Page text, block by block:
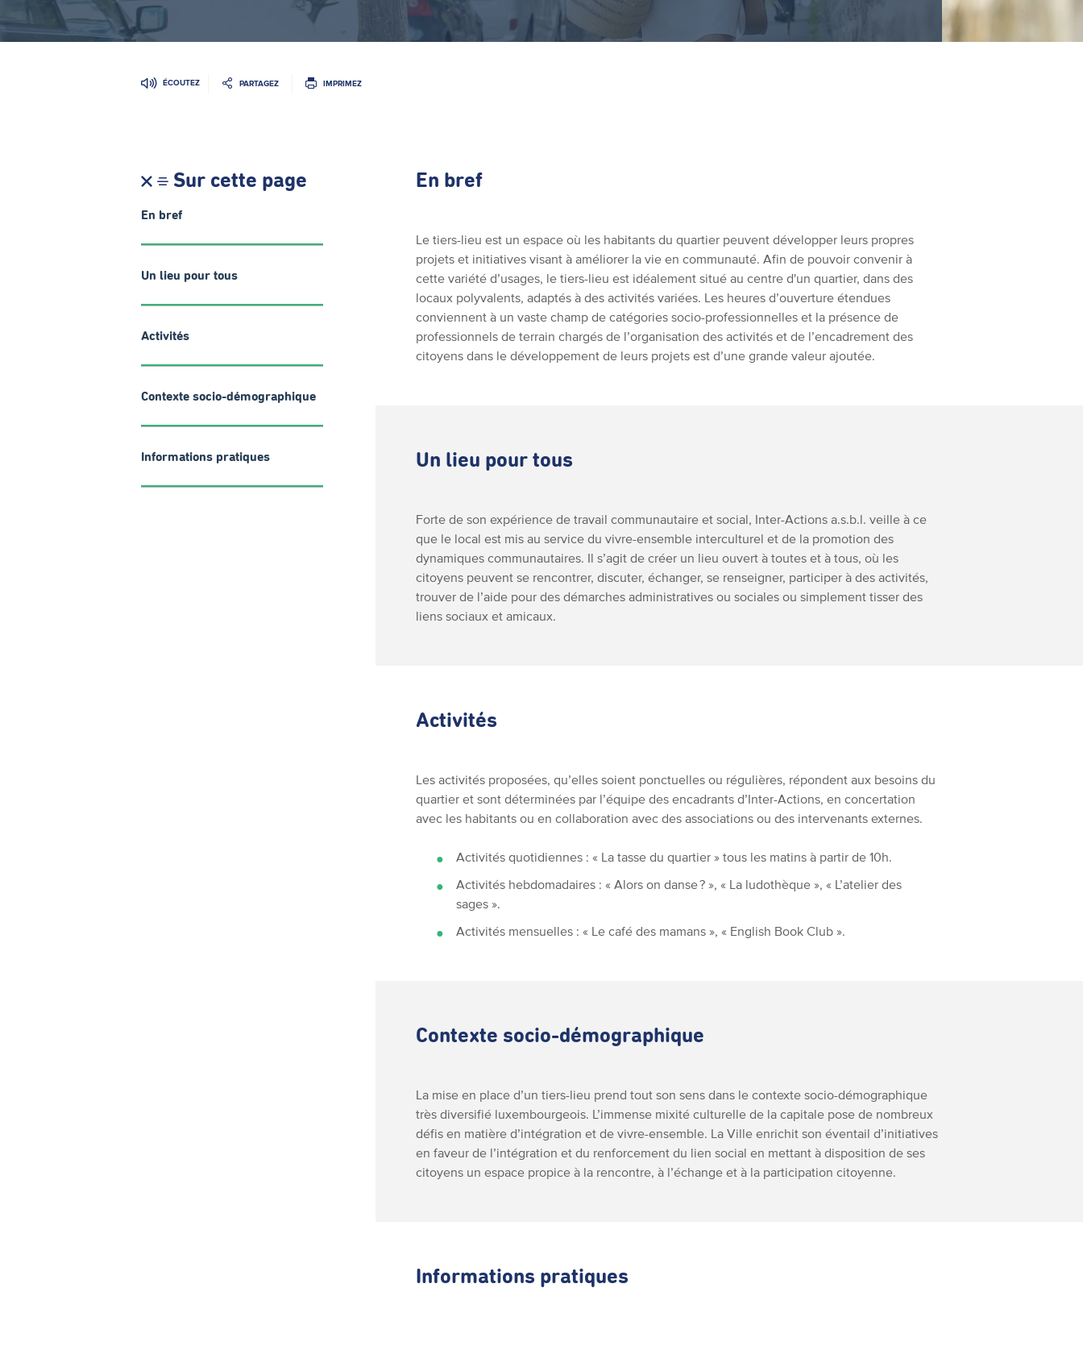
ÉCOUTEZ PARTAGEZ IMPRIMEZ
Sur cette page
En bref
Un lieu pour tous
Activités
Contexte socio-démographique
Informations pratiques
En bref
Le tiers-lieu est un espace où les habitants du quartier peuvent développer leurs propres
projets et initiatives visant à améliorer la vie en communauté. Afin de pouvoir convenir à
cette variété d’usages, le tiers-lieu est idéalement situé au centre d'un quartier, dans des
locaux polyvalents, adaptés à des activités variées. Les heures d’ouverture étendues
conviennent à un vaste champ de catégories socio-professionnelles et la présence de
professionnels de terrain chargés de l’organisation des activités et de l’encadrement des
citoyens dans le développement de leurs projets est d’une grande valeur ajoutée.
Un lieu pour tous
Forte de son expérience de travail communautaire et social, Inter-Actions a.s.b.l. veille à ce
que le local est mis au service du vivre-ensemble interculturel et de la promotion des
dynamiques communautaires. Il s’agit de créer un lieu ouvert à toutes et à tous, où les
citoyens peuvent se rencontrer, discuter, échanger, se renseigner, participer à des activités,
trouver de l’aide pour des démarches administratives ou sociales ou simplement tisser des
liens sociaux et amicaux.
Activités
Les activités proposées, qu’elles soient ponctuelles ou régulières, répondent aux besoins du
quartier et sont déterminées par l’équipe des encadrants d’Inter-Actions, en concertation
avec les habitants ou en collaboration avec des associations ou des intervenants externes.
Activités quotidiennes : « La tasse du quartier » tous les matins à partir de 10h.
Activités hebdomadaires : « Alors on danse ? », « La ludothèque », « L’atelier des
sages ».
Activités mensuelles : « Le café des mamans », « English Book Club ».
Contexte socio-démographique
La mise en place d’un tiers-lieu prend tout son sens dans le contexte socio-démographique
très diversifié luxembourgeois. L’immense mixité culturelle de la capitale pose de nombreux
défis en matière d’intégration et de vivre-ensemble. La Ville enrichit son éventail d’initiatives
en faveur de l’intégration et du renforcement du lien social en mettant à disposition de ses
citoyens un espace propice à la rencontre, à l’échange et à la participation citoyenne.
Informations pratiques